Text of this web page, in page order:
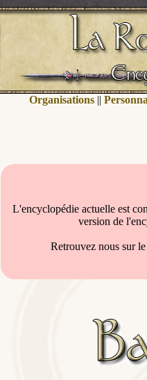
Organisations||
L'encyclopédie actuelle est
version de
Retrouvez nous sur